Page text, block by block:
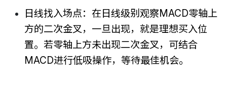
日线找入场点：在日线级别观察MACD零轴上
方的二次金叉，一旦出现，就是理想买入位
置。若零轴上方未出现二次金叉，可结合
MACD进行低吸操作，等待最佳机会。